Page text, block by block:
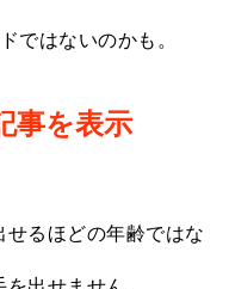
ではないのかも。
事を表示
るほどの年齢ではな